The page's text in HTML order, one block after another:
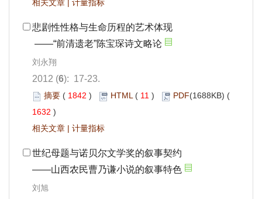
相关文章 | 计量指标
悲剧性性格与生命历程的艺术体现
——“前清遗老”陈宝琛诗文略论
刘永翔
2012 (6): 17-23.
摘要 ( 1842 ) HTML( 11 ) PDF(1688KB) (
1632 )
相关文章 | 计量指标
世纪母题与诺贝尔文学奖的叙事契约
——山西农民曹乃谦小说的叙事特色
刘旭